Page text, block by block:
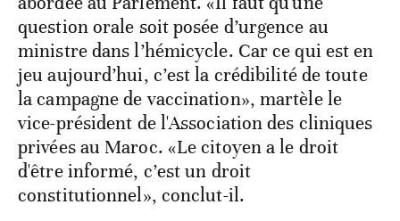
question orale soit posée d’urgence au
ministre dans l’hémicycle. Car ce qui est en
jeu aujourd’hui, c’est la crédibilité de toute
la campagne de vaccination», martèle le
vice-président de l'Association des cliniques
privées au Maroc. «Le citoyen a le droit
d'être informé, c’est un droit
constitutionnel», conclut-il.